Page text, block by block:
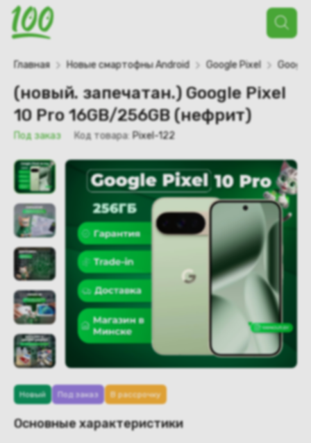
Поиск
товаров
Главная Новые смартофны Android Google Pixel Google
(новый. запечатан.) Google Pixel
10 Pro 16GB/256GB (нефрит)
Под заказ Код товара: Pixel-122
Новый Под заказ В рассрочку
Основные характеристики